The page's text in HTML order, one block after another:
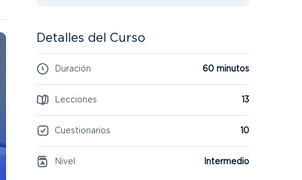
Detalles del Curso
Duración 60 minutos
Lecciones 13
Cuestionarios 10
Nivel Intermedio